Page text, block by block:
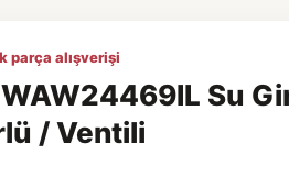
parça alışverişi
Su
/ Ventili